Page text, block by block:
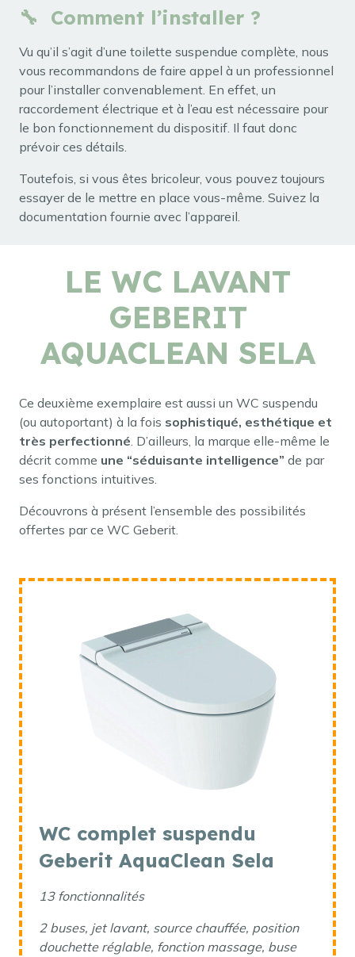
🔧 Comment l’installer ?
Vu qu’il s’agit d’une toilette suspendue complète, nous
vous recommandons de faire appel à un professionnel
pour l’installer convenablement. En effet, un
raccordement électrique et à l’eau est nécessaire pour
le bon fonctionnement du dispositif. Il faut donc
prévoir ces détails.
Toutefois, si vous êtes bricoleur, vous pouvez toujours
essayer de le mettre en place vous-même. Suivez la
documentation fournie avec l’appareil.
LE WC LAVANT
GEBERIT
AQUACLEAN SELA
Ce deuxième exemplaire est aussi un WC suspendu
(ou autoportant) à la fois sophistiqué, esthétique et
très perfectionné . D’ailleurs, la marque elle-même le
décrit comme une “séduisante intelligence” de par
ses fonctions intuitives.
Découvrons à présent l’ensemble des possibilités
offertes par ce WC Geberit.
WC complet suspendu
Geberit AquaClean Sela
13 fonctionnalités
2 buses, jet lavant, source chauffée, position
douchette réglable, fonction massage, buse